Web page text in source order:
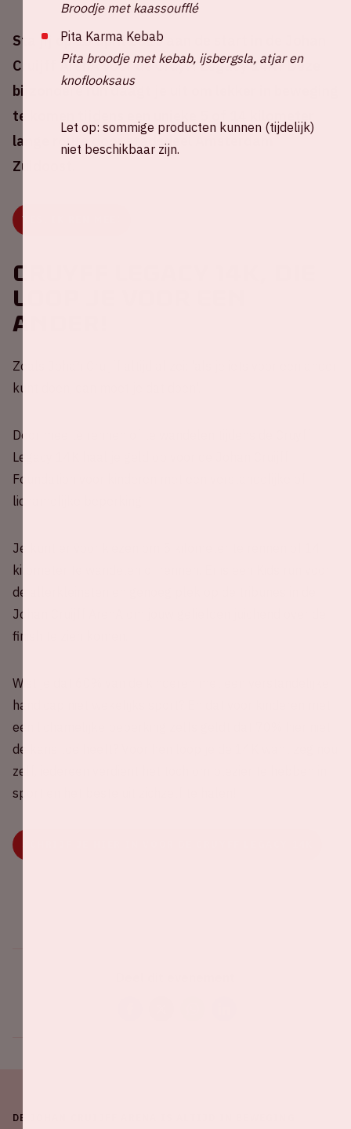
Sta jij op 13 april 2025 aan de start in de Johan
Cruijff ArenA voor de Cruyff Legacy 14K? Deze
bijzondere run daagt je uit om lekker in beweging
te komen tijdens een unieke 5 of 14 kilometer
lange route door stadsdeel Amsterdam
Zuidoost.
YES, IK REN MEE!
Cruyff Legacy 14K, die
loop je voor een
ander!
Zoals Johan Cruijff altijd al zei: 'als je iets voor een ander
kunt doen, dan moet je dat doen'.
Door mee te rennen of te wandelen tijdens de Cruyff
Legacy 14K haal je geld op voor de Johan Cruijff
Foundation voor kinderen met een verstandelijke of
lichamelijke beperking.
Je kunt er voor kiezen om 5 kilometer te rennen of 14
kilometer te wandelen of rennen. Er is een Kids run voor
de allerkleinsten en genoeg plek op de tribunes in de
Johan Cruijff ArenA om jouw geliefden juichend over de
finish te zien komen.
Wist je dat 60% van de kinderen met een verstandelijke
handicap niet wekelijks sport? En dat voor kinderen met
een lichamelijke beperking zelfs geldt dat 70% hier niet
de kans toe heeft? Voor hen loop je de 14K want zeg nou
zelf, iedereen verdient het toch om plezier te hebben in
sport en het beste uit zichzelf te halen!
DE JOHAN CRUIJFF ARENA IS ALTIJD IN BEWEGING
Broodje met kaassoufflé
Pita Karma Kebab
Pita broodje met kebab, ijsbergsla, atjar en
knoflooksaus
Let op: sommige producten kunnen (tijdelijk)
niet beschikbaar zijn.